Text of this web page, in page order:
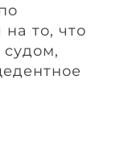
то, что